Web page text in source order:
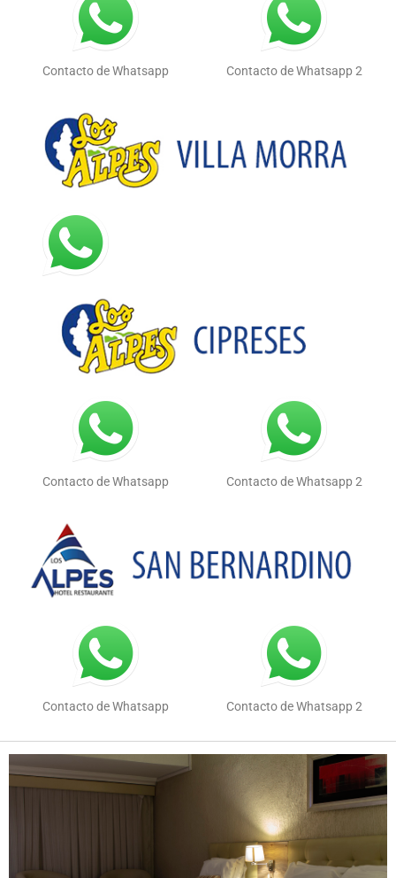
Contacto de Whatsapp Contacto de Whatsapp 2
Contacto de Whatsapp Contacto de Whatsapp 2
Contacto de Whatsapp Contacto de Whatsapp 2